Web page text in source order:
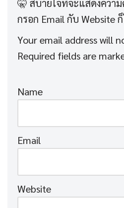
Your email address will
Required fields are
Name
Email
Website